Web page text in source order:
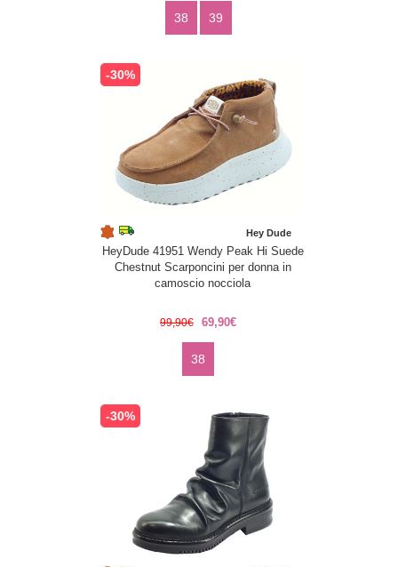
38 39
-30%
Hey Dude
HeyDude 41951 Wendy Peak Hi Suede
Chestnut Scarponcini per donna in
camoscio nocciola
99,90€ 69,90€
38
-30%